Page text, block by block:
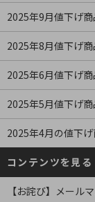
2025年9月値下げ
2025年8月値下げ
2025年6月値下げ
2025年5月値下げ
2025年4月の値下
コンテンツを見る
【お詫び】メール